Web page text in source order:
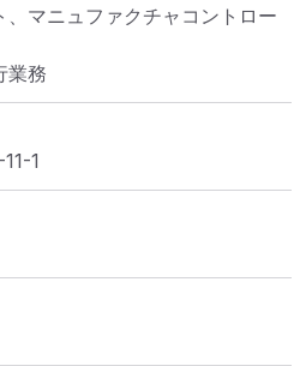
マニュファクチャコントロー
業務
1